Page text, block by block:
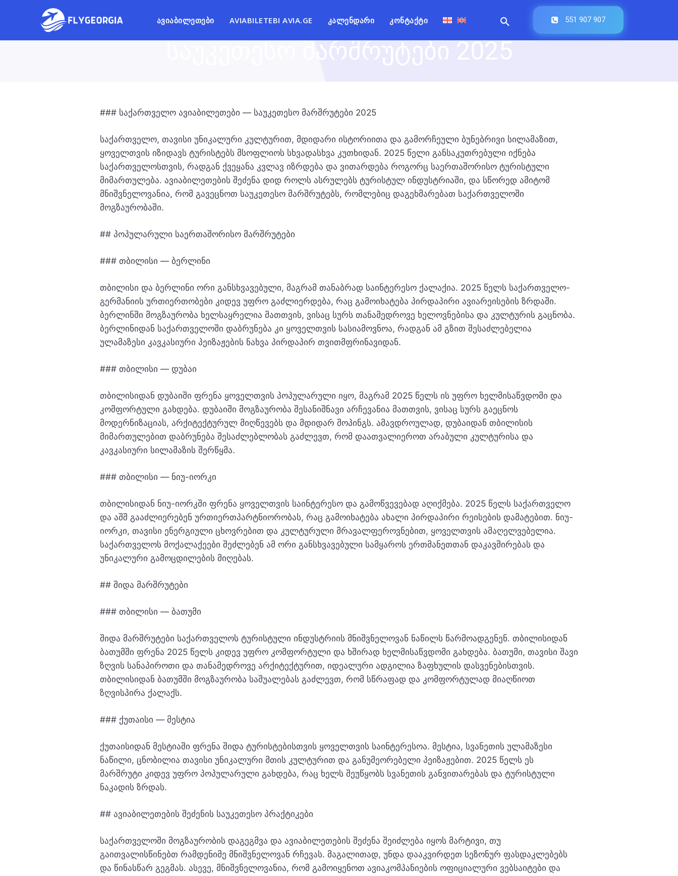
ᲐᲕᲘᲐᲑᲘᲚᲔᲗᲔᲑᲘ AVIABILETEBI AVIA.GE ᲙᲐᲚᲔᲜᲓᲐᲠᲘ ᲙᲝᲜᲢᲐᲥᲢᲘ 551 907 907
საქართველო ავიაბილეთები —
### საქართველო ავიაბილეთები — საუკეთესო მარშრუტები 2025
საქართველო, თავისი უნიკალური კულტურით, მდიდარი ისტორიითა და გამორჩეული ბუნებრივი სილამაზით,
ყოველთვის იზიდავს ტურისტებს მსოფლიოს სხვადასხვა კუთხიდან. 2025 წელი განსაკუთრებული იქნება
საქართველოსთვის, რადგან ქვეყანა კვლავ იზრდება და ვითარდება როგორც საერთაშორისო ტურისტული
მიმართულება. ავიაბილეთების შეძენა დიდ როლს ასრულებს ტურისტულ ინდუსტრიაში, და სწორედ ამიტომ
მნიშვნელოვანია, რომ გავეცნოთ საუკეთესო მარშრუტებს, რომლებიც დაგეხმარებათ საქართველოში
მოგზაურობაში.
## პოპულარული საერთაშორისო მარშრუტები
### თბილისი — ბერლინი
თბილისი და ბერლინი ორი განსხვავებული, მაგრამ თანაბრად საინტერესო ქალაქია. 2025 წელს საქართველო-
გერმანიის ურთიერთობები კიდევ უფრო გაძლიერდება, რაც გამოიხატება პირდაპირი ავიარეისების ზრდაში.
ბერლინში მოგზაურობა ხელსაყრელია მათთვის, ვისაც სურს თანამედროვე ხელოვნებისა და კულტურის გაცნობა.
ბერლინიდან საქართველოში დაბრუნება კი ყოველთვის სასიამოვნოა, რადგან ამ გზით შესაძლებელია
ულამაზესი კავკასიური პეიზაჟების ნახვა პირდაპირ თვითმფრინავიდან.
### თბილისი — დუბაი
თბილისიდან დუბაიში ფრენა ყოველთვის პოპულარული იყო, მაგრამ 2025 წელს ის უფრო ხელმისაწვდომი და
კომფორტული გახდება. დუბაიში მოგზაურობა შესანიშნავი არჩევანია მათთვის, ვისაც სურს გაეცნოს
მოდერნიზაციას, არქიტექტურულ მიღწევებს და მდიდარ შოპინგს. ამავდროულად, დუბაიდან თბილისის
მიმართულებით დაბრუნება შესაძლებლობას გაძლევთ, რომ დაათვალიეროთ არაბული კულტურისა და
კავკასიური სილამაზის შერწყმა.
### თბილისი — ნიუ-იორკი
თბილისიდან ნიუ-იორკში ფრენა ყოველთვის საინტერესო და გამოწვევებად აღიქმება. 2025 წელს საქართველო
და აშშ გააძლიერებენ ურთიერთპარტნიორობას, რაც გამოიხატება ახალი პირდაპირი რეისების დამატებით. ნიუ-
იორკი, თავისი ენერგიული ცხოვრებით და კულტურული მრავალფეროვნებით, ყოველთვის ამაღელვებელია.
საქართველოს მოქალაქეები შეძლებენ ამ ორი განსხვავებული სამყაროს ერთმანეთთან დაკავშირებას და
უნიკალური გამოცდილების მიღებას.
## შიდა მარშრუტები
### თბილისი — ბათუმი
შიდა მარშრუტები საქართველოს ტურისტული ინდუსტრიის მნიშვნელოვან ნაწილს წარმოადგენენ. თბილისიდან
ბათუმში ფრენა 2025 წელს კიდევ უფრო კომფორტული და ხშირად ხელმისაწვდომი გახდება. ბათუმი, თავისი შავი
ზღვის სანაპიროთი და თანამედროვე არქიტექტურით, იდეალური ადგილია ზაფხულის დასვენებისთვის.
თბილისიდან ბათუმში მოგზაურობა საშუალებას გაძლევთ, რომ სწრაფად და კომფორტულად მიაღწიოთ
ზღვისპირა ქალაქს.
### ქუთაისი — მესტია
ქუთაისიდან მესტიაში ფრენა შიდა ტურისტებისთვის ყოველთვის საინტერესოა. მესტია, სვანეთის ულამაზესი
ნაწილი, ცნობილია თავისი უნიკალური მთის კულტურით და განუმეორებელი პეიზაჟებით. 2025 წელს ეს
მარშრუტი კიდევ უფრო პოპულარული გახდება, რაც ხელს შეუწყობს სვანეთის განვითარებას და ტურისტული
ნაკადის ზრდას.
## ავიაბილეთების შეძენის საუკეთესო პრაქტიკები
საქართველოში მოგზაურობის დაგეგმვა და ავიაბილეთების შეძენა შეიძლება იყოს მარტივი, თუ
გაითვალისწინებთ რამდენიმე მნიშვნელოვან რჩევას. მაგალითად, უნდა დააკვირდეთ სეზონურ ფასდაკლებებს
და წინასწარ გეგმას. ასევე, მნიშვნელოვანია, რომ გამოიყენოთ ავიაკომპანიების ოფიციალური ვებსაიტები და